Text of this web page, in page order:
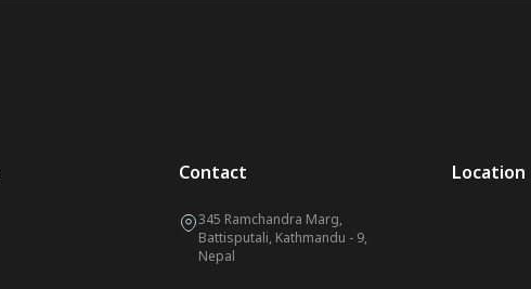
Contact
345 Ramchandra Marg,
Battisputali, Kathmandu - 9,
Nepal
Location